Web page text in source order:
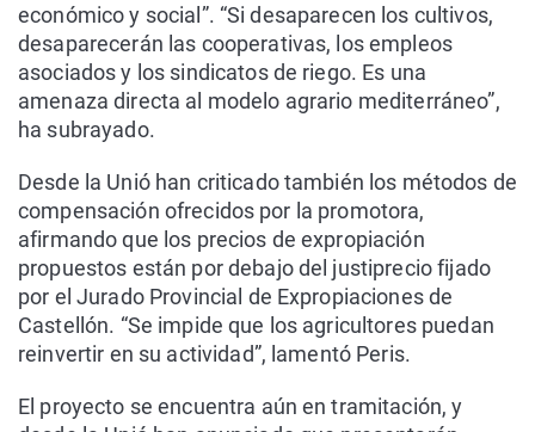
económico y social”. “Si desaparecen los cultivos,
desaparecerán las cooperativas, los empleos
asociados y los sindicatos de riego. Es una
amenaza directa al modelo agrario mediterráneo”,
ha subrayado.
Desde la Unió han criticado también los métodos de
compensación ofrecidos por la promotora,
afirmando que los precios de expropiación
propuestos están por debajo del justiprecio fijado
por el Jurado Provincial de Expropiaciones de
Castellón. “Se impide que los agricultores puedan
reinvertir en su actividad”, lamentó Peris.
El proyecto se encuentra aún en tramitación, y